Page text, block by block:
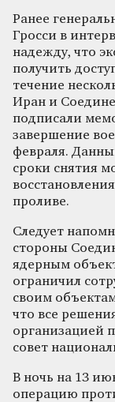
Ранее
Гросси в
надежду, что
получить
течение
Иран и
подписали
завершение
февраля.
сроки снятия
проливе.
Следует
стороны
ядерным
ограничил
своим
что все
организацией
совет
В ночь на 13
операцию